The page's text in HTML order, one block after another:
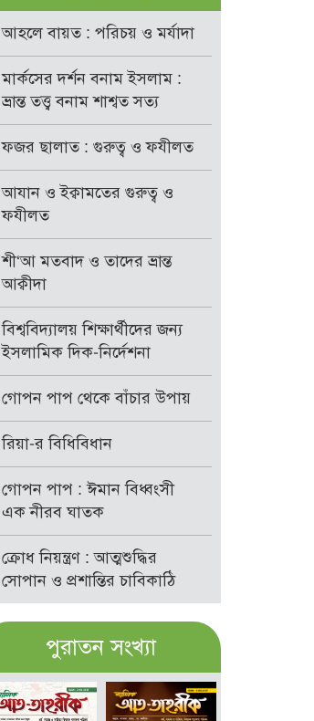
আহলে বায়ত : পরিচয় ও মর্যাদা
মার্কসের দর্শন বনাম ইসলাম :
ভ্রান্ত তত্ত্ব বনাম শাশ্বত সত্য
ফজর ছালাত : গুরুত্ব ও ফযীলত
আযান ও ইক্বামতের গুরুত্ব ও
ফযীলত
শী‘আ মতবাদ ও তাদের ভ্রান্ত
আক্বীদা
বিশ্ববিদ্যালয় শিক্ষার্থীদের জন্য
ইসলামিক দিক-নির্দেশনা
গোপন পাপ থেকে বাঁচার উপায়
রিয়া-র বিধিবিধান
গোপন পাপ : ঈমান বিধ্বংসী
এক নীরব ঘাতক
ক্রোধ নিয়ন্ত্রণ : আত্মশুদ্ধির
সোপান ও প্রশান্তির চাবিকাঠি
পুরাতন সংখ্যা